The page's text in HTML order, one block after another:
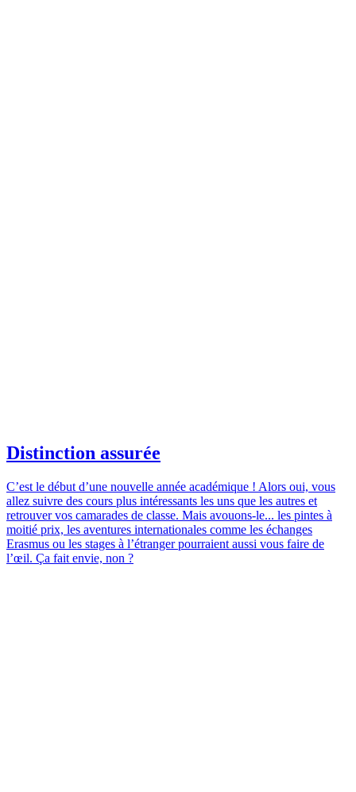
Distinction assurée
C’est le début d’une nouvelle année académique ! Alors oui, vous
allez suivre des cours plus intéressants les uns que les autres et
retrouver vos camarades de classe. Mais avouons-le... les pintes à
moitié prix, les aventures internationales comme les échanges
Erasmus ou les stages à l’étranger pourraient aussi vous faire de
l’œil. Ça fait envie, non ?